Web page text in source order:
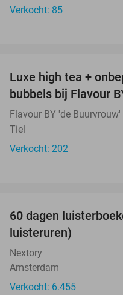
Verkocht: 85
Luxe high tea +
bubbels bij Flavour
Flavour BY 'de Buurvrouw'
Tiel
Verkocht: 202
60 dagen
luisteruren)
Nextory
Amsterdam
Verkocht: 6.455